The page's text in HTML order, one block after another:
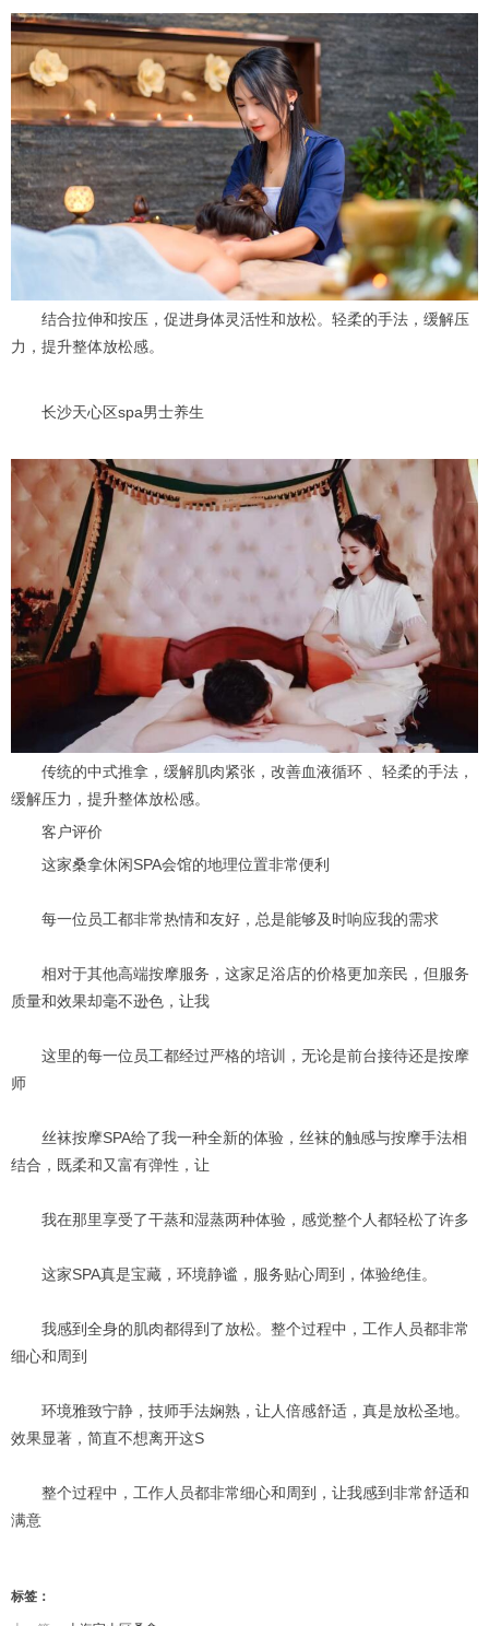
结合拉伸和按压，促进身体灵活性和放松。轻柔的手法，缓解压
力，提升整体放松感。
长沙天心区spa男士养生
传统的中式推拿，缓解肌肉紧张，改善血液循环 、轻柔的手法，
缓解压力，提升整体放松感。
客户评价
这家桑拿休闲SPA会馆的地理位置非常便利
每一位员工都非常热情和友好，总是能够及时响应我的需求
相对于其他高端按摩服务，这家足浴店的价格更加亲民，但服务
质量和效果却毫不逊色，让我
这里的每一位员工都经过严格的培训，无论是前台接待还是按摩
师
丝袜按摩SPA给了我一种全新的体验，丝袜的触感与按摩手法相
结合，既柔和又富有弹性，让
我在那里享受了干蒸和湿蒸两种体验，感觉整个人都轻松了许多
这家SPA真是宝藏，环境静谧，服务贴心周到，体验绝佳。
我感到全身的肌肉都得到了放松。整个过程中，工作人员都非常
细心和周到
环境雅致宁静，技师手法娴熟，让人倍感舒适，真是放松圣地。
效果显著，简直不想离开这S
整个过程中，工作人员都非常细心和周到，让我感到非常舒适和
满意
标签：